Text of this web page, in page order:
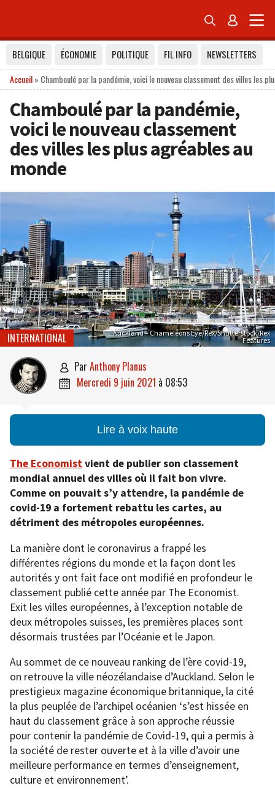
 
BELGIQUE ÉCONOMIE POLITIQUE FIL INFO
NEWSLETTERS
Accueil» Chamboulé par la pandémie, voici le nouveau classement des villes les
Chamboulé par la pandémie,
voici le nouveau classement
des villes les plus agréables au
monde
Auckland – Chameleons Eye/Rex/Shutterstock/Rex
Features
INTERNATIONAL
 par Anthony Planus
 mercredi 9 juin 2021 à 08:53
Lire à voix haute
The Economistvient de publier son classement
mondial annuel des villes où il fait bon vivre.
Comme on pouvait s’y attendre, la pandémie de
covid-19 a fortement rebattu les cartes, au
détriment des métropoles européennes.
La manière dont le coronavirus a frappé les
différentes régions du monde et la façon dont les
autorités y ont fait face ont modifié en profondeur le
classement publié cette année par The Economist.
Exit les villes européennes, à l’exception notable de
deux métropoles suisses, les premières places sont
désormais trustées par l’Océanie et le Japon.
Au sommet de ce nouveau ranking de l’ère covid-19,
on retrouve la ville néozélandaise d’Auckland. Selon le
prestigieux magazine économique britannique, la cité
la plus peuplée de l’archipel océanien ‘s’est hissée en
haut du classement grâce à son approche réussie
pour contenir la pandémie de Covid-19, qui a permis à
la société de rester ouverte et à la ville d’avoir une
meilleure performance en termes d’enseignement,
culture et environnement’.